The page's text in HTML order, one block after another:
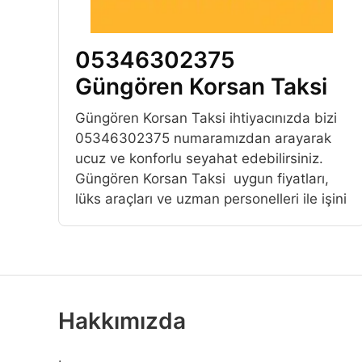
05346302375
Güngören Korsan Taksi
Güngören Korsan Taksi ihtiyacınızda bizi
05346302375 numaramızdan arayarak
ucuz ve konforlu seyahat edebilirsiniz.
Güngören Korsan Taksi uygun fiyatları,
lüks araçları ve uzman personelleri ile işini
Hakkımızda